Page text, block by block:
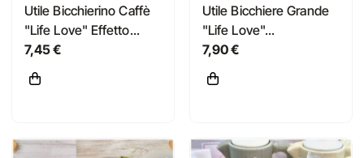
Utile Bicchierino Caffè
"Life Love" Effetto...
7,45 €
Utile Bicchiere Grande
"Life Love"...
7,90 €